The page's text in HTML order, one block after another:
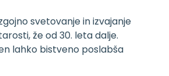
svetovanje in izvajanje
že od 30. leta dalje.
lahko bistveno poslabša